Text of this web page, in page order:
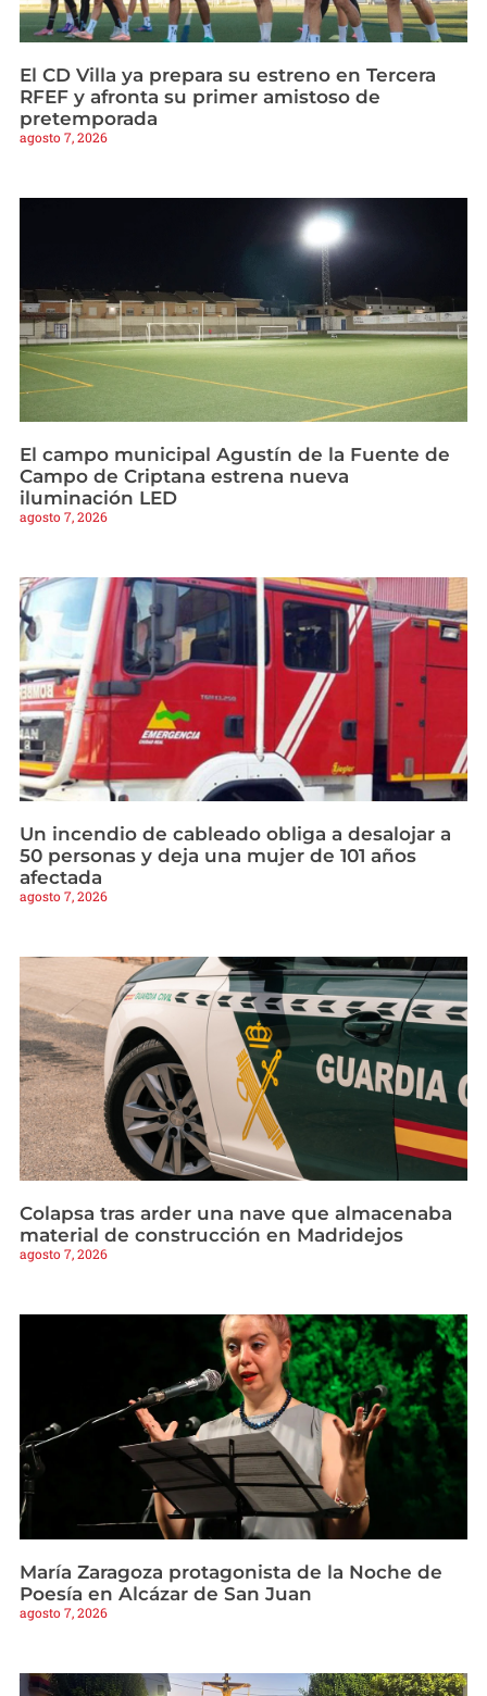
El CD Villa ya prepara su estreno en Tercera
RFEF y afronta su primer amistoso de
pretemporada
agosto 7, 2026
El campo municipal Agustín de la Fuente de
Campo de Criptana estrena nueva
iluminación LED
agosto 7, 2026
Un incendio de cableado obliga a desalojar a
50 personas y deja una mujer de 101 años
afectada
agosto 7, 2026
Colapsa tras arder una nave que almacenaba
material de construcción en Madridejos
agosto 7, 2026
María Zaragoza protagonista de la Noche de
Poesía en Alcázar de San Juan
agosto 7, 2026